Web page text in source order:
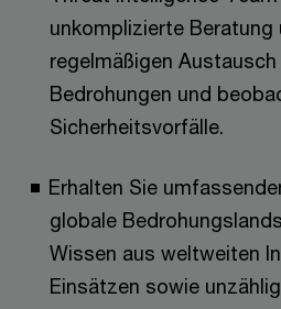
unkomplizierte Beratung
regelmäßigen
Bedrohungen und
Sicherheitsvorfälle.
Erhalten Sie
globale
Wissen aus weltweiten
Einsätzen sowie